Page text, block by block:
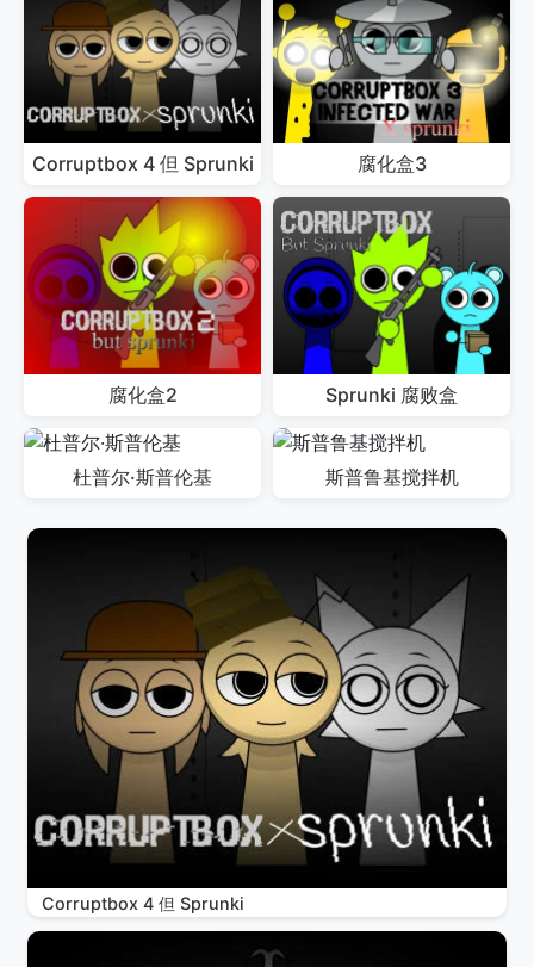
Corruptbox 4 但 Sprunki 腐化盒3
腐化盒2 Sprunki 腐败盒
杜普尔·斯普伦基 斯普鲁基搅拌机
Corruptbox 4 但 Sprunki